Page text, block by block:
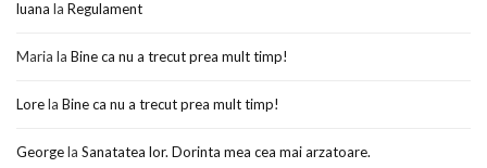
luana la Regulament
Maria la Bine ca nu a trecut prea mult timp!
Lorela Bine ca nu a trecut prea mult timp!
Georgela Sanatatea lor. Dorinta mea cea mai arzatoare.